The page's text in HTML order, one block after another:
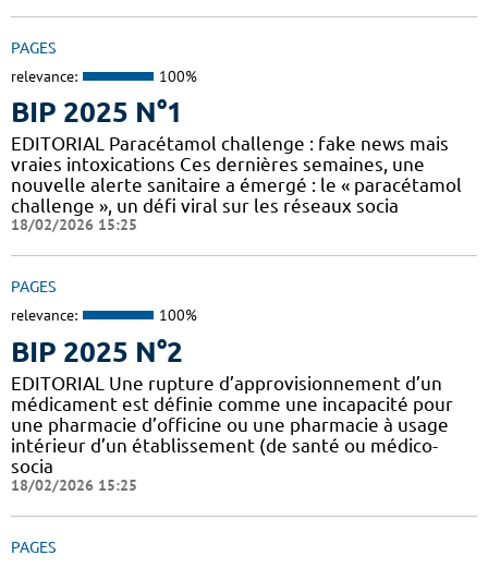
PAGES
relevance: 100%
BIP 2025 N°1
EDITORIAL Paracétamol challenge : fake news mais
vraies intoxications Ces dernières semaines, une
nouvelle alerte sanitaire a émergé : le « paracétamol
challenge », un défi viral sur les réseaux socia
18/02/2026 15:25
PAGES
relevance: 100%
BIP 2025 N°2
EDITORIAL Une rupture d’approvisionnement d’un
médicament est définie comme une incapacité pour
une pharmacie d’officine ou une pharmacie à usage
intérieur d’un établissement (de santé ou médico-
socia
18/02/2026 15:25
PAGES